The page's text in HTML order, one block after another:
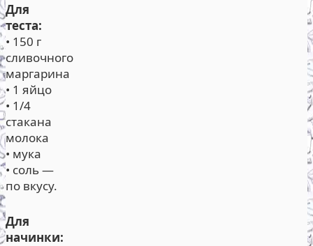
Для
теста:
• 150 г
сливочного
маргарина
• 1 яйцо
• 1/4
стакана
молока
• мука
• соль —
по вкусу.
Для
начинки: